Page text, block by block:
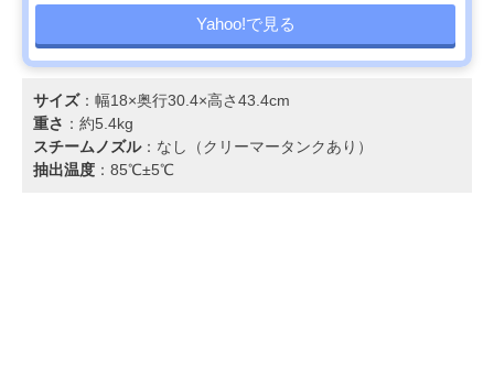
Yahoo!で見る
サイズ：幅18×奥行30.4×高さ43.4cm
重さ ：約5.4kg
スチームノズル：なし（クリーマータンクあり）
抽出温度 ：85℃±5℃